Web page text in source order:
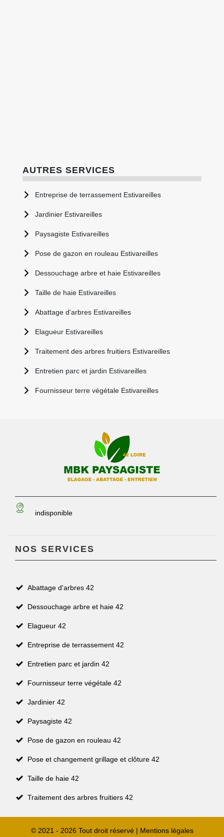
AUTRES SERVICES
Entreprise de terrassement Estivareilles
Jardinier Estivareilles
Paysagiste Estivareilles
Pose de gazon en rouleau Estivareilles
Dessouchage arbre et haie Estivareilles
Taille de haie Estivareilles
Abattage d'arbres Estivareilles
Elagueur Estivareilles
Traitement des arbres fruitiers Estivareilles
Entretien parc et jardin Estivareilles
Fournisseur terre végétale Estivareilles
indisponible
NOS SERVICES
Abattage d'arbres 42
Dessouchage arbre et haie 42
Elagueur 42
Entreprise de terrassement 42
Entretien parc et jardin 42
Fournisseur terre végétale 42
Jardinier 42
Paysagiste 42
Pose de gazon en rouleau 42
Pose et changement grillage et clôture 42
Taille de haie 42
Traitement des arbres fruitiers 42
© 2021 - 2026 Tout droit réservé | Mentions légales